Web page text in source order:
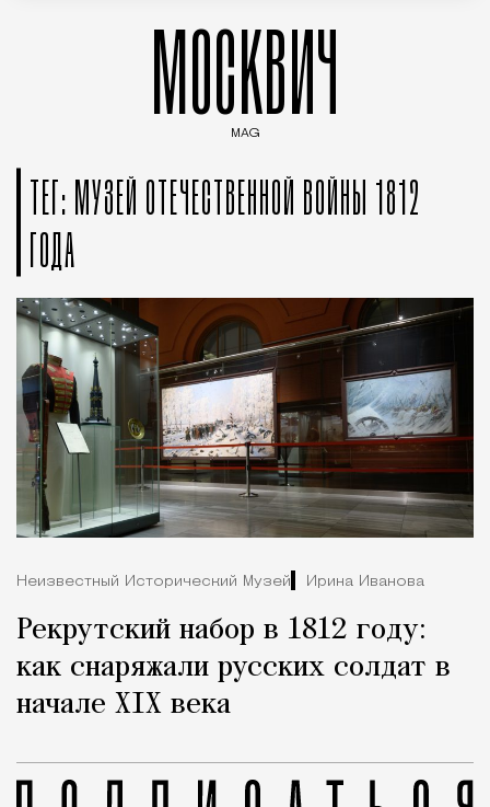
МОСКВИЧ
MAG
ТЕГ: МУЗЕЙ ОТЕЧЕСТВЕННОЙ ВОЙНЫ 1812
ГОДА
Неизвестный Исторический Музей Ирина Иванова
Рекрутский набор в 1812 году:
как снаряжали русских солдат в
начале XIX века